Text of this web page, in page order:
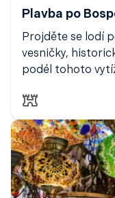
Plavba po
Projděte se lodí
vesničky,
podél tohoto